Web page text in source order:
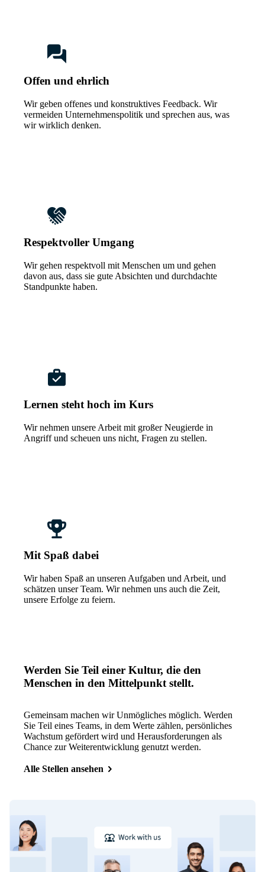
Offen und ehrlich
Wir geben offenes und konstruktives Feedback. Wir
vermeiden Unternehmenspolitik und sprechen aus, was
wir wirklich denken.
Respektvoller Umgang
Wir gehen respektvoll mit Menschen um und gehen
davon aus, dass sie gute Absichten und durchdachte
Standpunkte haben.
Lernen steht hoch im Kurs
Wir nehmen unsere Arbeit mit großer Neugierde in
Angriff und scheuen uns nicht, Fragen zu stellen.
Mit Spaß dabei
Wir haben Spaß an unseren Aufgaben und Arbeit, und
schätzen unser Team. Wir nehmen uns auch die Zeit,
unsere Erfolge zu feiern.
Werden Sie Teil einer Kultur, die den
Menschen in den Mittelpunkt stellt.
Gemeinsam machen wir Unmögliches möglich. Werden
Sie Teil eines Teams, in dem Werte zählen, persönliches
Wachstum gefördert wird und Herausforderungen als
Chance zur Weiterentwicklung genutzt werden.
Alle Stellen ansehen